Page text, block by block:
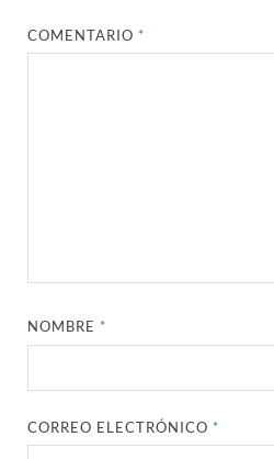
COMENTARIO*
NOMBRE*
CORREO ELECTRÓNICO*